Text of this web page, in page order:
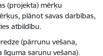
(projekta) mērķu
plānot savas darbības,
atbildību.
(pārrunu vešana,
sarunu vešana).